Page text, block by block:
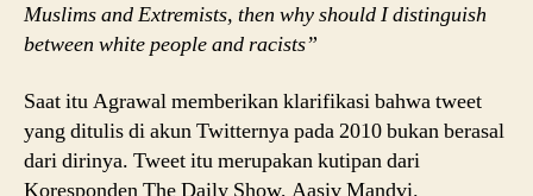
Muslims and Extremists, then why should I distinguish
between white people and racists”
Saat itu Agrawal memberikan klarifikasi bahwa tweet
yang ditulis di akun Twitternya pada 2010 bukan berasal
dari dirinya. Tweet itu merupakan kutipan dari
Koresponden The Daily Show, Aasiv Mandvi.